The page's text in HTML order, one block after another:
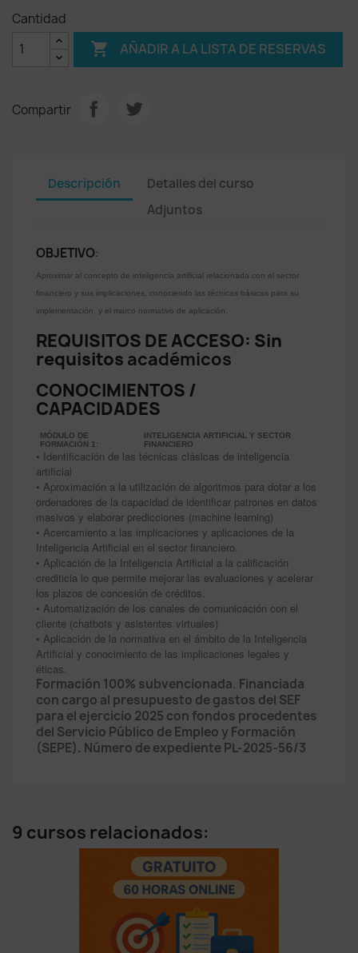
Cantidad
 AÑADIR A LA LISTA DE RESERVAS
Compartir
Descripción
Detalles del curso
Adjuntos
OBJETIVO:
Aproximar al concepto de inteligencia artificial relacionada con el sector
financiero y sus implicaciones, conociendo las técnicas básicas para su
implementación, y el marco normativo de aplicación.
REQUISITOS DE ACCESO: Sin
requisitos académicos
CONOCIMIENTOS /
CAPACIDADES
MÓDULO DE
FORMACIÓN 1:
INTELIGENCIA ARTIFICIAL Y SECTOR
FINANCIERO
• Identificación de las técnicas clásicas de inteligencia
artificial
• Aproximación a la utilización de algoritmos para dotar a los
ordenadores de la capacidad de identificar patrones en datos
masivos y elaborar predicciones (machine learning)
• Acercamiento a las implicaciones y aplicaciones de la
Inteligencia Artificial en el sector financiero.
• Aplicación de la Inteligencia Artificial a la calificación
crediticia lo que permite mejorar las evaluaciones y acelerar
los plazos de concesión de créditos.
• Automatización de los canales de comunicación con el
cliente (chatbots y asistentes virtuales)
• Aplicación de la normativa en el ámbito de la Inteligencia
Artificial y conocimiento de las implicaciones legales y
éticas.
Formación 100% subvencionada. Financiada
con cargo al presupuesto de gastos del SEF
para el ejercicio 2025 con fondos procedentes
del Servicio Público de Empleo y Formación
(SEPE). Número de expediente PL-2025-56/3
9 cursos relacionados: